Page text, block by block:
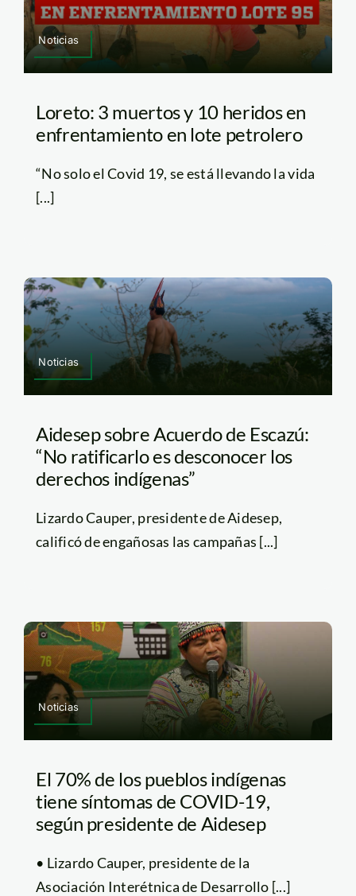
Noticias
Loreto: 3 muertos y 10 heridos en
enfrentamiento en lote petrolero
“No solo el Covid 19, se está llevando la vida
[...]
Noticias
Aidesep sobre Acuerdo de Escazú:
“No ratificarlo es desconocer los
derechos indígenas”
Lizardo Cauper, presidente de Aidesep,
calificó de engañosas las campañas [...]
Noticias
El 70% de los pueblos indígenas
tiene síntomas de COVID-19,
según presidente de Aidesep
• Lizardo Cauper, presidente de la
Asociación Interétnica de Desarrollo [...]